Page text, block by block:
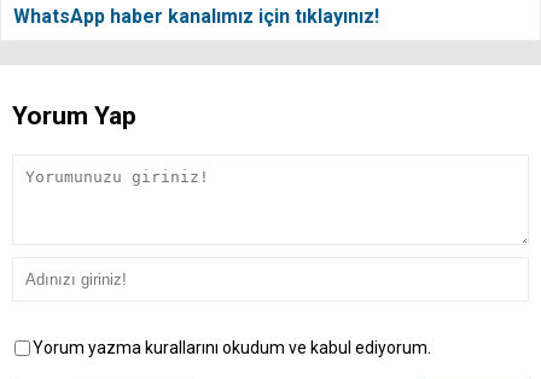
WhatsApp haber kanalımız için tıklayınız!
Yorum Yap
Yorum yazma kurallarını okudum ve kabul ediyorum.